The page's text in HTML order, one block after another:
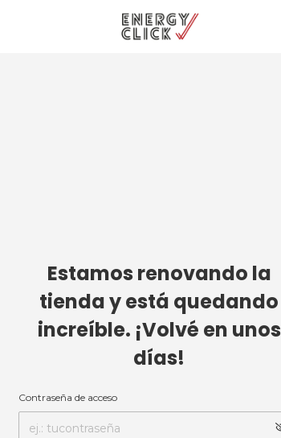
Estamos renovando la
tienda y está quedando
increíble. ¡Volvé en unos
días!
Contraseña de acceso